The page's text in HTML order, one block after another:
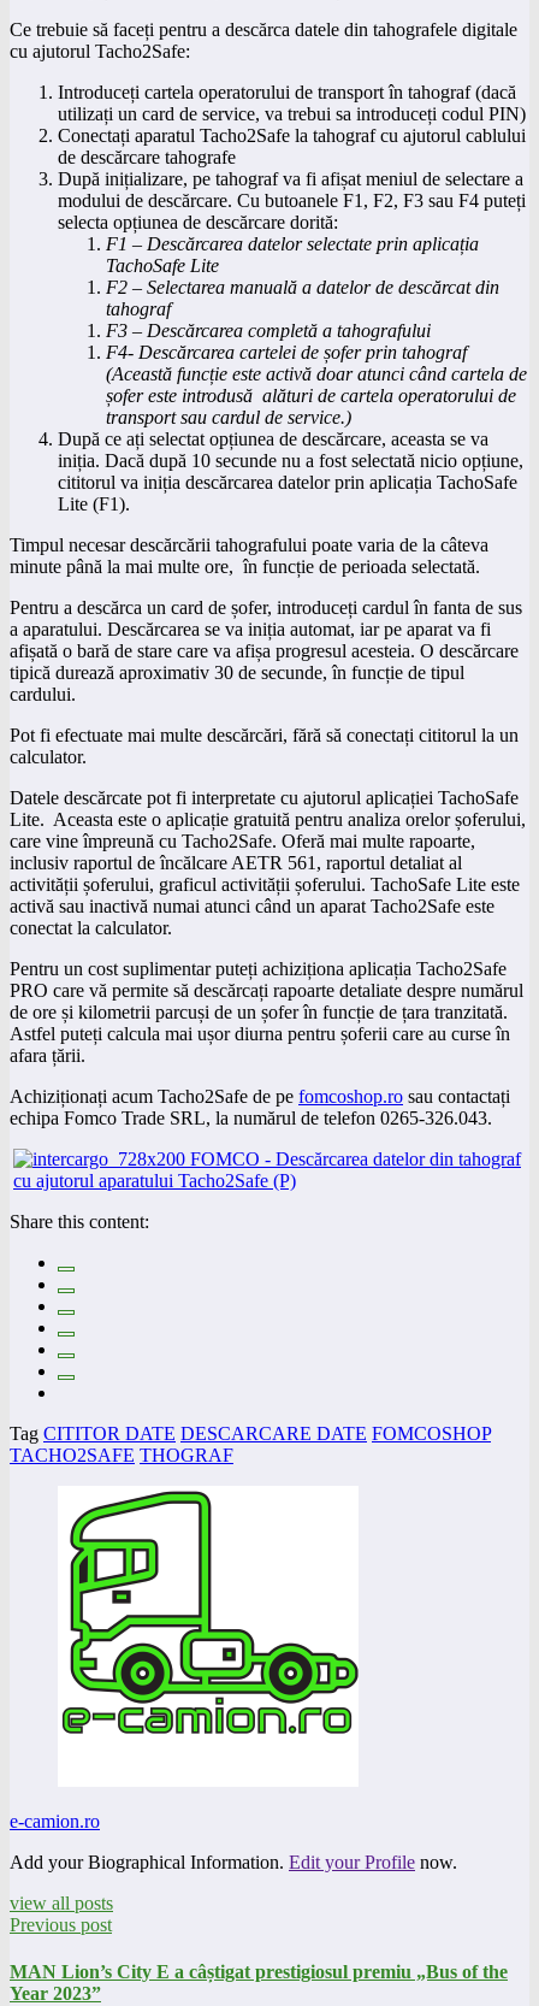
Ce trebuie să faceți pentru a descărca datele din tahografele digitale
cu ajutorul Tacho2Safe:
Introduceți cartela operatorului de transport în tahograf (dacă
utilizați un card de service, va trebui sa introduceți codul PIN)
Conectați aparatul Tacho2Safe la tahograf cu ajutorul cablului
de descărcare tahografe
După inițializare, pe tahograf va fi afișat meniul de selectare a
modului de descărcare. Cu butoanele F1, F2, F3 sau F4 puteți
selecta opțiunea de descărcare dorită:
F1 – Descărcarea datelor selectate prin aplicația
TachoSafe Lite
F2 – Selectarea manuală a datelor de descărcat din
tahograf
F3 – Descărcarea completă a tahografului
F4- Descărcarea cartelei de șofer prin tahograf
(Această funcție este activă doar atunci când cartela de
șofer este introdusă alături de cartela operatorului de
transport sau cardul de service.)
După ce ați selectat opțiunea de descărcare, aceasta se va
iniția. Dacă după 10 secunde nu a fost selectată nicio opțiune,
cititorul va iniția descărcarea datelor prin aplicația TachoSafe
Lite (F1).
Timpul necesar descărcării tahografului poate varia de la câteva
minute până la mai multe ore, în funcție de perioada selectată.
Pentru a descărca un card de șofer, introduceți cardul în fanta de sus
a aparatului. Descărcarea se va iniția automat, iar pe aparat va fi
afișată o bară de stare care va afișa progresul acesteia. O descărcare
tipică durează aproximativ 30 de secunde, în funcție de tipul
cardului.
Pot fi efectuate mai multe descărcări, fără să conectați cititorul la un
calculator.
Datele descărcate pot fi interpretate cu ajutorul aplicației TachoSafe
Lite. Aceasta este o aplicație gratuită pentru analiza orelor șoferului,
care vine împreună cu Tacho2Safe. Oferă mai multe rapoarte,
inclusiv raportul de încălcare AETR 561, raportul detaliat al
activității șoferului, graficul activității șoferului. TachoSafe Lite este
activă sau inactivă numai atunci când un aparat Tacho2Safe este
conectat la calculator.
Pentru un cost suplimentar puteți achiziționa aplicația Tacho2Safe
PRO care vă permite să descărcați rapoarte detaliate despre numărul
de ore și kilometrii parcuși de un șofer în funcție de țara tranzitată.
Astfel puteți calcula mai ușor diurna pentru șoferii care au curse în
afara țării.
Achiziționați acum Tacho2Safe de pe fomcoshop.ro sau contactați
echipa Fomco Trade SRL, la numărul de telefon 0265-326.043.
Share this content:
Tag CITITOR DATE DESCARCARE DATE FOMCOSHOP
TACHO2SAFE THOGRAF
e-camion.ro
Add your Biographical Information. Edit your Profile now.
view all posts
Previous post
MAN Lion’s City E a câștigat prestigiosul premiu „Bus of the
Year 2023”